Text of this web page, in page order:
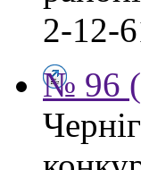
2-12-
№ 96